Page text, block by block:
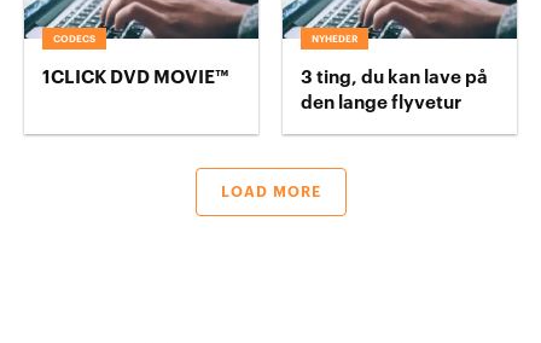
CODECS
1CLICK DVD MOVIE™
NYHEDER
3 ting, du kan lave på
den lange flyvetur
LOAD MORE